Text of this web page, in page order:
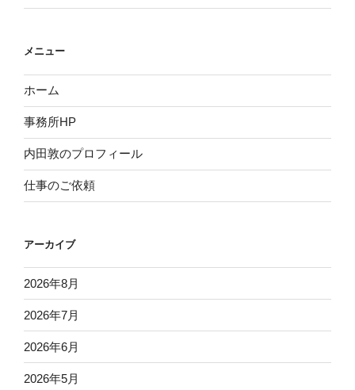
メニュー
ホーム
事務所HP
内田敦のプロフィール
仕事のご依頼
アーカイブ
2026年8月
2026年7月
2026年6月
2026年5月